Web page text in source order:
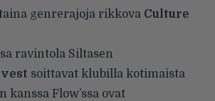
genrerajoja rikkova Culture
ravintola Siltasen
soittavat klubilla kotimaista
Flow’ssa ovat